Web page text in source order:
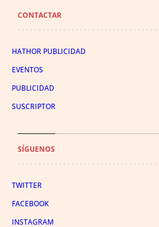
CONTACTAR
HATHOR PUBLICIDAD
EVENTOS
PUBLICIDAD
SUSCRIPTOR
SÍGUENOS
TWITTER
FACEBOOK
INSTAGRAM